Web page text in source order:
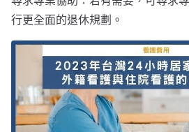
行更全面的退休規劃。